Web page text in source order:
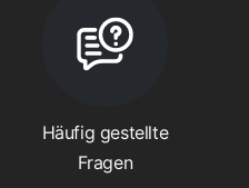
Häufig gestellte
Fragen